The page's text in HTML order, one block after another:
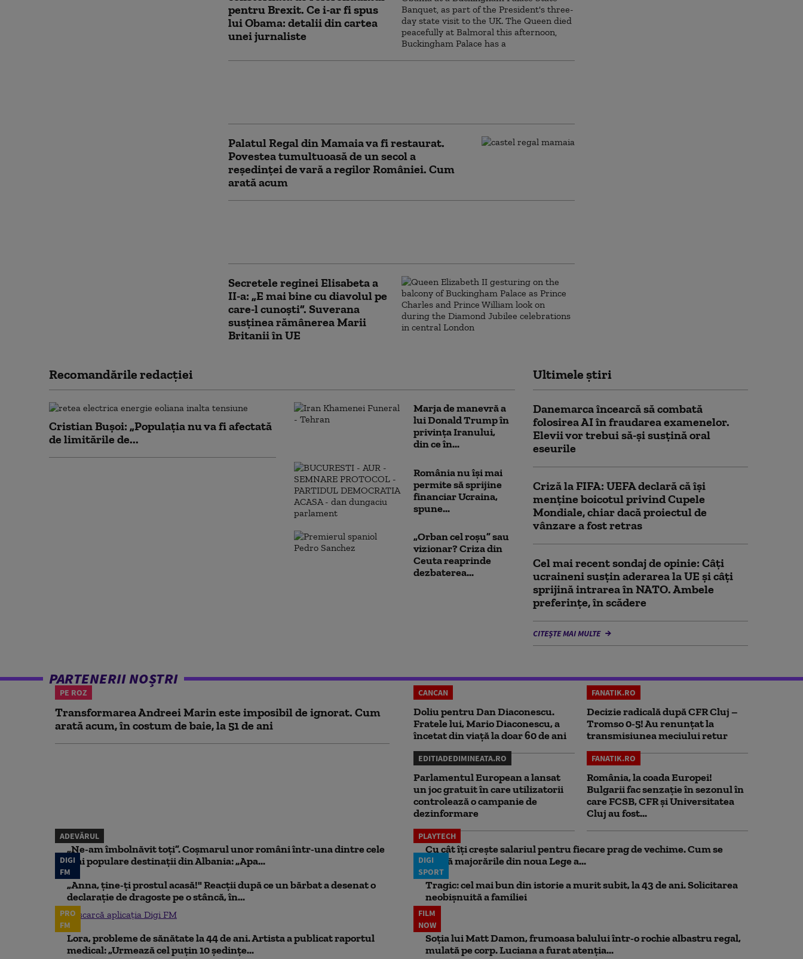
pentru Brexit. Ce i-ar fi spus
lui Obama: detalii din cartea
unei jurnaliste
Palatul Regal din Mamaia va fi restaurat.
Povestea tumultuoasă de un secol a
reședinței de vară a regilor României. Cum
arată acum
Secretele reginei Elisabeta a
II-a: „E mai bine cu diavolul pe
care-l cunoști”. Suverana
susținea rămânerea Marii
Britanii în UE
Recomandările redacţiei
Cristian Bușoi: „Populația nu va fi afectată
de limitările de...
Marja de manevră a
lui Donald Trump în
privința Iranului,
din ce în...
România nu își mai
permite să sprijine
financiar Ucraina,
spune...
„Orban cel roșu” sau
vizionar? Criza din
Ceuta reaprinde
dezbaterea...
Ultimele știri
Danemarca încearcă să combată
folosirea AI în fraudarea examenelor.
Elevii vor trebui să-şi susţină oral
eseurile
Criză la FIFA: UEFA declară că îşi
menţine boicotul privind Cupele
Mondiale, chiar dacă proiectul de
vânzare a fost retras
Cel mai recent sondaj de opinie: Câți
ucraineni susțin aderarea la UE și câți
sprijină intrarea în NATO. Ambele
preferințe, în scădere
CITEȘTE MAI MULTE
PARTENERII NOȘTRI
PE ROZ
Transformarea Andreei Marin este imposibil de ignorat. Cum
arată acum, în costum de baie, la 51 de ani
CANCAN
Doliu pentru Dan Diaconescu.
Fratele lui, Mario Diaconescu, a
încetat din viață la doar 60 de ani
FANATIK.RO
Decizie radicală după CFR Cluj –
Tromso 0-5! Au renunțat la
transmisiunea meciului retur
EDITIADEDIMINEATA.RO
Parlamentul European a lansat
un joc gratuit în care utilizatorii
controlează o campanie de
dezinformare
FANATIK.RO
România, la coada Europei!
Bulgarii fac senzație în sezonul în
care FCSB, CFR și Universitatea
Cluj au fost...
ADEVĂRUL
„Ne-am îmbolnăvit toți”. Coșmarul unor români într-una dintre cele
mai populare destinații din Albania: „Apa...
PLAYTECH
Cu cât îți crește salariul pentru fiecare prag de vechime. Cum se
aplică majorările din noua Lege a...
DIGI
FM
„Anna, ţine-ţi prostul acasă!" Reacţii după ce un bărbat a desenat o
declaraţie de dragoste pe o stâncă, în...
Descarcă aplicația Digi FM
DIGI
SPORT
Tragic: cel mai bun din istorie a murit subit, la 43 de ani. Solicitarea
neobișnuită a familiei
PRO
FM
Lora, probleme de sănătate la 44 de ani. Artista a publicat raportul
medical: „Urmează cel puțin 10 ședințe...
FILM
NOW
Soția lui Matt Damon, frumoasa balului într-o rochie albastru regal,
mulată pe corp. Luciana a furat atenția...